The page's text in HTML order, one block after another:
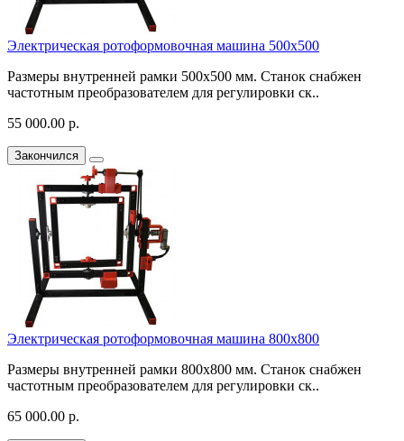
Электрическая ротоформовочная машина 500х500
Размеры внутренней рамки 500х500 мм. Станок снабжен
частотным преобразователем для регулировки ск..
55 000.00 р.
Закончился
Электрическая ротоформовочная машина 800х800
Размеры внутренней рамки 800х800 мм. Станок снабжен
частотным преобразователем для регулировки ск..
65 000.00 р.